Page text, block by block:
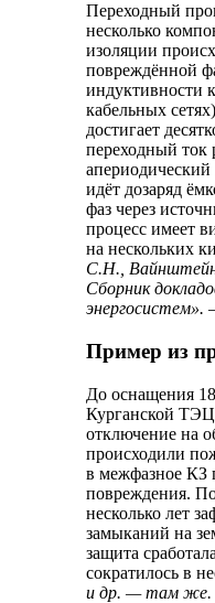
Переходный
несколько
изоляции
повреждённой
индуктивности
кабельных
достигает
переходный ток
идёт дозаряд
фаз через
процесс имеет
на нескольких
С.Н.,
Сборник
Пример из
До оснащения
Курганской ТЭЦ
отключение на
происходили
в межфазное КЗ
повреждения.
несколько лет
замыканий на
защита
сократилось в
и др. — там же.